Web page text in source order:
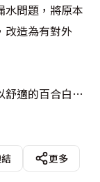
水問題，將原本
改造為有對外
舒適的百合白與
。撇除一般以
的木作立體設
為了使客廳更
作為主臥及公
更多